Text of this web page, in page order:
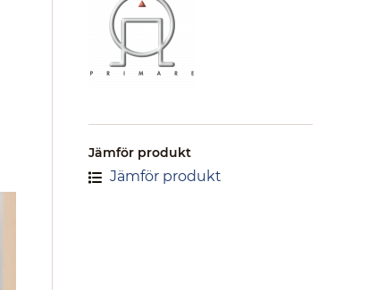
Jämför produkt
Jämför produkt